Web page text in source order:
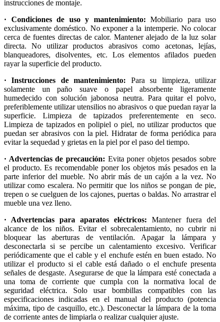
instrucciones de montaje.
· Condiciones de uso y mantenimiento: Mobiliario para uso
exclusivamente doméstico. No exponer a la intemperie. No colocar
cerca de fuentes directas de calor. Mantener alejado de la luz solar
directa. No utilizar productos abrasivos como acetonas, lejías,
blanqueadores, disolventes, etc. Los elementos afilados pueden
rayar la superficie del producto.
· Instrucciones de mantenimiento: Para su limpieza, utilizar
solamente un paño suave o papel absorbente ligeramente
humedecido con solución jabonosa neutra. Para quitar el polvo,
preferiblemente utilizar utensilios no abrasivos o que puedan rayar la
superficie. Limpieza de tapizados preferentemente en seco.
Limpieza de tapizados en polipiel o piel, no utilizar productos que
puedan ser abrasivos con la piel. Hidratar de forma periódica para
evitar la sequedad y grietas en la piel por el paso del tiempo.
· Advertencias de precaución: Evita poner objetos pesados sobre
el producto. Es recomendable poner los objetos más pesados en la
parte inferior del mueble. No abrir más de un cajón a la vez. No
utilizar como escalera. No permitir que los niños se pongan de pie,
trepen o se cuelguen de los cajones, puertas o baldas. No arrastrar el
mueble una vez lleno.
· Advertencias para aparatos eléctricos: Mantener fuera del
alcance de los niños. Evitar el sobrecalentamiento, no cubrir ni
bloquear las aberturas de ventilación. Apagar la lámpara y
desconectarla si se percibe un calentamiento excesivo. Verificar
periódicamente que el cable y el enchufe estén en buen estado. No
utilizar el producto si el cable está dañado o el enchufe presenta
señales de desgaste. Asegurarse de que la lámpara esté conectada a
una toma de corriente que cumpla con la normativa local de
seguridad eléctrica. Solo usar bombillas compatibles con las
especificaciones indicadas en el manual del producto (potencia
máxima, tipo de casquillo, etc.). Desconectar la lámpara de la toma
de corriente antes de limpiarla o realizar cualquier ajuste.